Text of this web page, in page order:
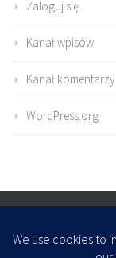
Zaloguj się
Kanał wpisów
Kanał komentarzy
WordPress.org